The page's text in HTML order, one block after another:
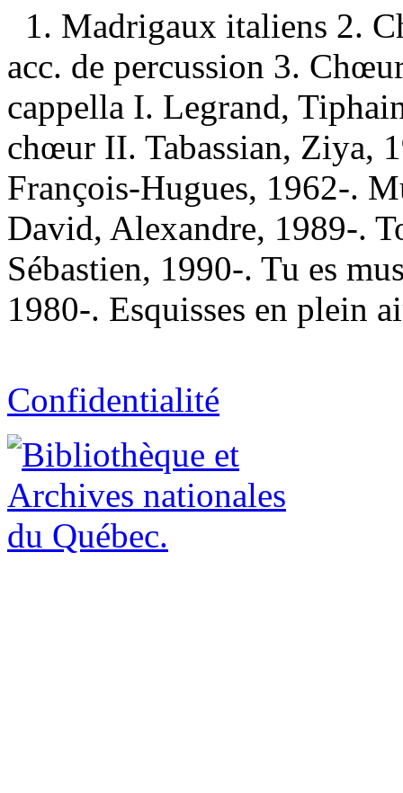
1. Madrigaux italiens 2.
acc. de percussion 3.
cappella I. Legrand,
chœur II. Tabassian, Ziya,
François-Hugues, 1962-.
David, Alexandre, 1989-.
Sébastien, 1990-. Tu es
1980-. Esquisses en plein
Confidentialité